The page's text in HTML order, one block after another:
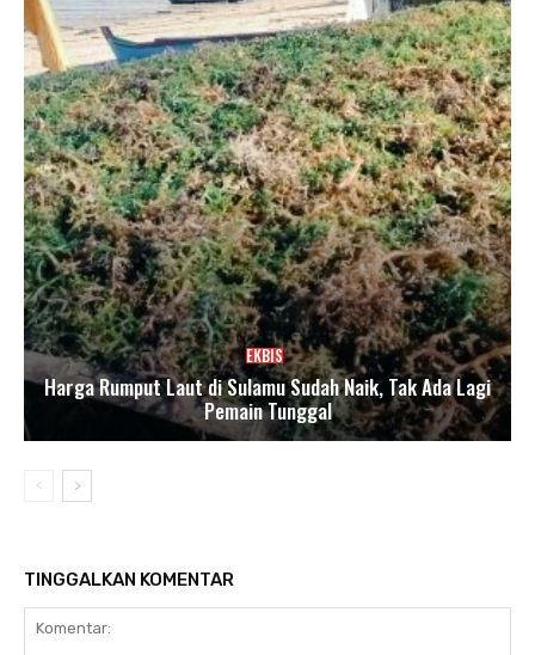
EKBIS
Harga Rumput Laut di Sulamu Sudah Naik, Tak Ada Lagi
Pemain Tunggal
TINGGALKAN KOMENTAR